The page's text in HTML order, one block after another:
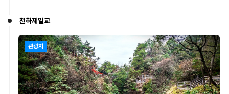
천하제일교
관광지